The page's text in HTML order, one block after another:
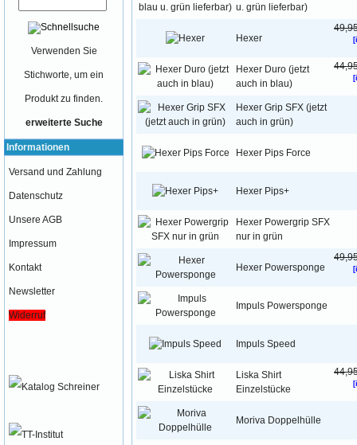
u. grün lieferbar)
Hexer
Hexer Duro (jetzt
auch in blau)
Hexer Grip SFX (jetzt
auch in grün)
Hexer Pips Force
Hexer Pips+
Hexer Powergrip SFX
nur in grün
Hexer Powersponge
Impuls Powersponge
Impuls Speed
Liska Shirt
Einzelstücke
Moriva Doppelhülle
Verwenden Sie
Stichworte, um ein
Produkt zu finden.
erweiterte Suche
Informationen
Versand und Zahlung
Datenschutz
Unsere AGB
Impressum
Kontakt
Newsletter
Widerruf